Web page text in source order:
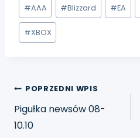
#AAA #Blizzard #EA
#XBOX
POPRZEDNI WPIS
Pigułka newsów 08-
10.10